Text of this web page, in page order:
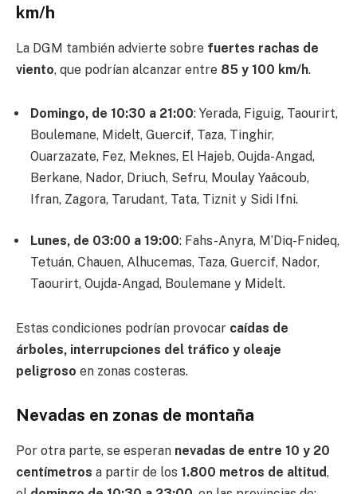
km/h
La DGM también advierte sobre fuertes rachas de
viento, que podrían alcanzar entre 85 y 100 km/h.
Domingo, de 10:30 a 21:00: Yerada, Figuig, Taourirt,
Boulemane, Midelt, Guercif, Taza, Tinghir,
Ouarzazate, Fez, Meknes, El Hajeb, Oujda-Angad,
Berkane, Nador, Driuch, Sefru, Moulay Yaâcoub,
Ifran, Zagora, Tarudant, Tata, Tiznit y Sidi Ifni.
Lunes, de 03:00 a 19:00: Fahs-Anyra, M’Diq-Fnideq,
Tetuán, Chauen, Alhucemas, Taza, Guercif, Nador,
Taourirt, Oujda-Angad, Boulemane y Midelt.
Estas condiciones podrían provocar caídas de
árboles, interrupciones del tráfico y oleaje
peligroso en zonas costeras.
Nevadas en zonas de montaña
Por otra parte, se esperan nevadas de entre 10 y 20
centímetros a partir de los 1.800 metros de altitud,